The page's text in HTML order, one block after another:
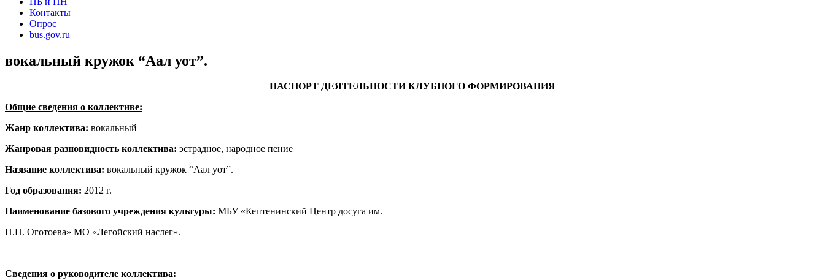
Контакты
Опрос
bus.gov.ru
вокальный кружок “Аал уот”.
ПАСПОРТ ДЕЯТЕЛЬНОСТИ КЛУБНОГО ФОРМИРОВАНИЯ
Общие сведения о коллективе:
Жанр коллектива: вокальный
Жанровая разновидность коллектива: эстрадное, народное пение
Название коллектива: вокальный кружок “Аал уот”.
Год образования: 2012 г.
Наименование базового учреждения культуры: МБУ «Кептенинский Центр досуга им.
П.П. Оготоева» МО «Легойский наслег».
Сведения о руководителе коллектива: